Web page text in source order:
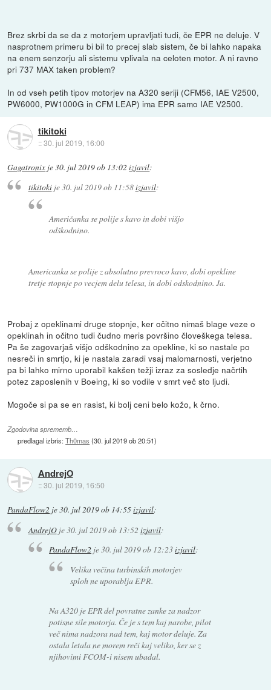
Brez skrbi da se da z motorjem upravljati tudi, če EPR ne deluje. V
nasprotnem primeru bi bil to precej slab sistem, če bi lahko napaka
na enem senzorju ali sistemu vplivala na celoten motor. A ni ravno
pri 737 MAX taken problem?
In od vseh petih tipov motorjev na A320 seriji (CFM56, IAE V2500,
PW6000, PW1000G in CFM LEAP) ima EPR samo IAE V2500.
tikitoki
::30. jul 2019, 16:00
Gagatronix je30. jul 2019 ob 13:02 izjavil:
tikitokije30. jul 2019 ob 11:58izjavil:
Američanka se polije s kavo in dobi višjo
odškodnino.
Americanka se polije z absolutno prevroco kavo, dobi opekline
tretje stopnje po vecjem delu telesa, in dobi odskodnino. Ja.
Probaj z opeklinami druge stopnje, ker očitno nimaš blage veze o
opeklinah in očitno tudi čudno meris površino človeškega telesa.
Pa še zagovarjaš višjo odškodnino za opekline, ki so nastale po
nesreči in smrtjo, ki je nastala zaradi vsaj malomarnosti, verjetno
pa bi lahko mirno uporabil kakšen težji izraz za sosledje načrtih
potez zaposlenih v Boeing, ki so vodile v smrt več sto ljudi.
Mogoče si pa se en rasist, ki bolj ceni belo kožo, k črno.
Zgodovina sprememb…
predlagal izbris:Th0mas (30. jul 2019 ob 20:51)
AndrejO
::30. jul 2019, 16:50
PandaFlow2 je30. jul 2019 ob 14:55izjavil:
AndrejOje30. jul 2019 ob 13:52 izjavil:
PandaFlow2 je30. jul 2019 ob 12:23izjavil:
Velika večina turbinskih motorjev
sploh ne uporablja EPR.
Na A320 je EPR del povratne zanke za nadzor
potisne sile motorja. Če je s tem kaj narobe, pilot
več nima nadzora nad tem, kaj motor deluje. Za
ostala letala ne morem reči kaj veliko, ker se z
njihovimi FCOM-i nisem ubadal.